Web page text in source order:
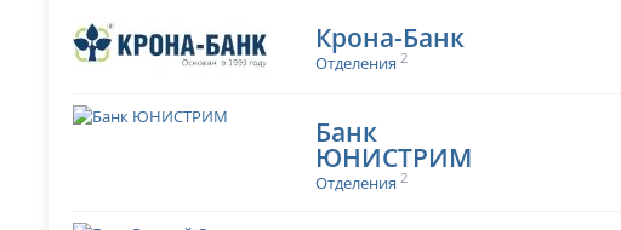
Крона-Банк
Отделения 2
Банк
ЮНИСТРИМ
Отделения 2